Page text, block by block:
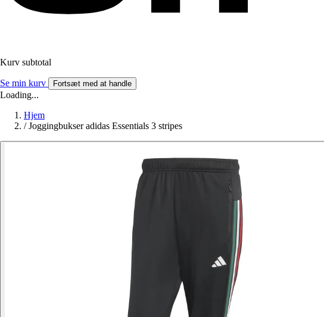
Kurv subtotal
Se min kurv Fortsæt med at handle
Loading...
Hjem
/ Joggingbukser adidas Essentials 3 stripes